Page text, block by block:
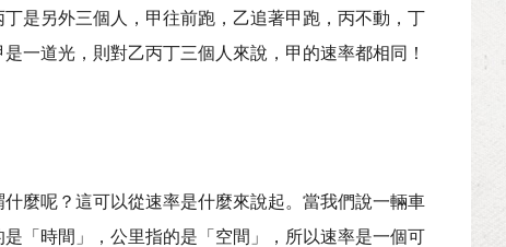
是另外三個人，甲往前跑，乙追著甲跑，丙不動，丁
一道光，則對乙丙丁三個人來說，甲的速率都相同！
麼呢？這可以從速率是什麼來說起。當我們說一輛車
「時間」，公里指的是「空間」，所以速率是一個可